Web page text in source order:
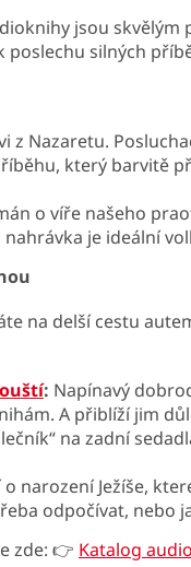
jsou skvělým
poslechu silných
z Nazaretu.
který barvitě
o víře našeho
je ideální
na delší cestu
: Napínavý
A přiblíží jim
na zadní
narození Ježíše,
odpočívat, nebo
zde: 👉 Katalog